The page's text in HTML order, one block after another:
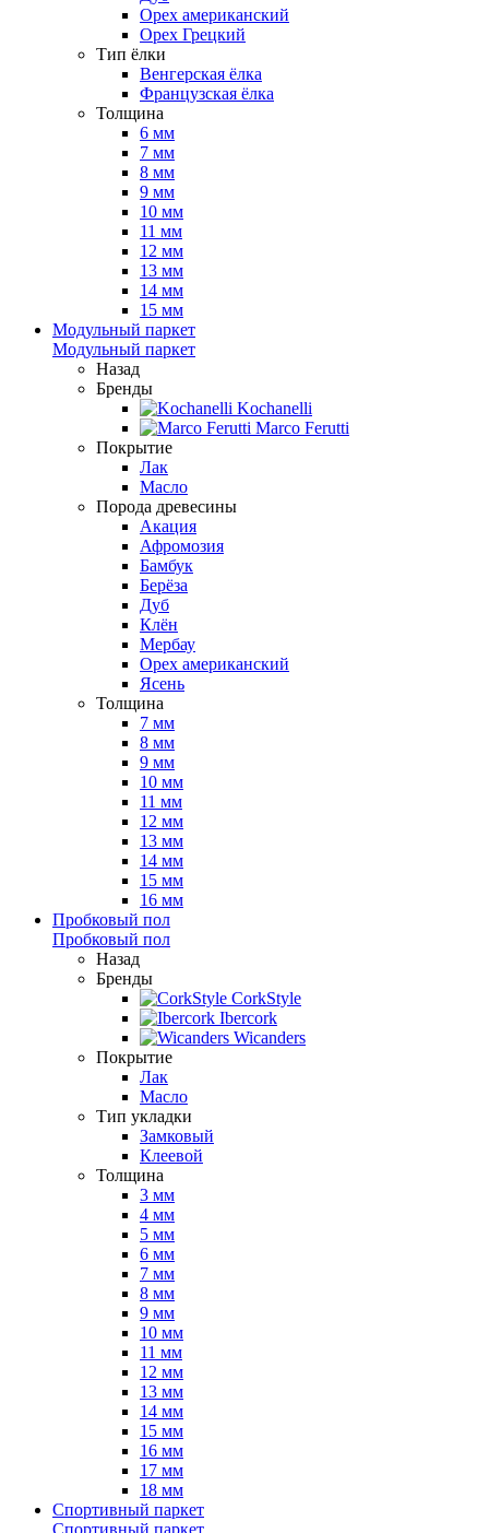
Орех американский
Орех Грецкий
Тип ёлки
Венгерская ёлка
Французская ёлка
Толщина
6 мм
7 мм
8 мм
9 мм
10 мм
11 мм
12 мм
13 мм
14 мм
15 мм
Модульный паркет
Модульный паркет
Назад
Бренды
Kochanelli
Marco Ferutti
Покрытие
Лак
Масло
Порода древесины
Акация
Афромозия
Бамбук
Берёза
Дуб
Клён
Мербау
Орех американский
Ясень
Толщина
7 мм
8 мм
9 мм
10 мм
11 мм
12 мм
13 мм
14 мм
15 мм
16 мм
Пробковый пол
Пробковый пол
Назад
Бренды
CorkStyle
Ibercork
Wicanders
Покрытие
Лак
Масло
Тип укладки
Замковый
Клеевой
Толщина
3 мм
4 мм
5 мм
6 мм
7 мм
8 мм
9 мм
10 мм
11 мм
12 мм
13 мм
14 мм
15 мм
16 мм
17 мм
18 мм
Спортивный паркет
Спортивный паркет